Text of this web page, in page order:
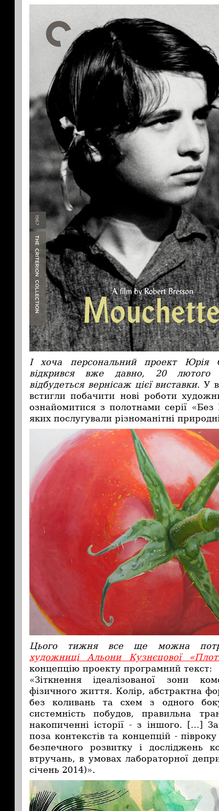
І хоча персональний проект
відкрився вже давно, 20
відбудеться вернісаж цієї виставки. У
встигли побачити нові роботи
ознайомитися з полотнами серії
яких послугували різноманітні
Цього тижня все ще можна
художниці Альони Кузнєцової
концепцію проекту програмний текст:
«Зіткнення ідеалізованої зони
фізичного життя. Колір, абстрактна
без коливань та схем з одного
системність побудов, правильна
накопиченні історії - з іншого. […]
поза контекстів та концепцій -
безпечного розвитку і досліджень
втручань, в умовах лабораторної
січень 2014)».